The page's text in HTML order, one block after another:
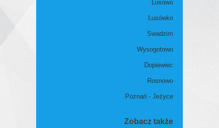
Lusowo
Lusówko
Swadzim
Wysogotowo
Dopiewiec
Rosnowo
Poznań - Jeżyce
Zobacz także